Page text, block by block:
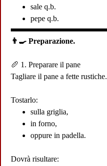
sale q.b.
pepe q.b.
👨‍🍳 Preparazione.
🥖 1. Preparare il pane
Tagliare il pane a fette rustiche.
Tostarlo:
sulla griglia,
in forno,
oppure in padella.
Dovrà risultare: